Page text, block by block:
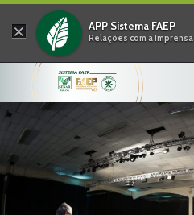
× APP Sistema FAEP
Relações com a Imprensa